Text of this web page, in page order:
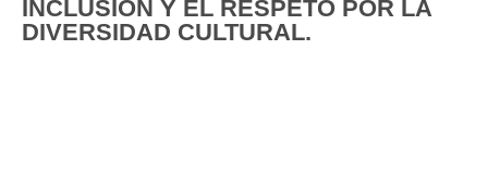
INCLUSIÓN Y EL RESPETO POR LA
DIVERSIDAD CULTURAL.